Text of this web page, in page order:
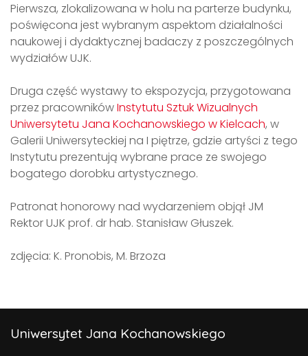
Pierwsza, zlokalizowana w holu na parterze budynku,
poświęcona jest wybranym aspektom działalności
naukowej i dydaktycznej badaczy z poszczególnych
wydziałów UJK.
Druga część wystawy to ekspozycja, przygotowana
przez pracownikówInstytutu Sztuk Wizualnych
Uniwersytetu Jana Kochanowskiego w Kielcach, w
Galerii Uniwersyteckiej na I piętrze, gdzie artyści z tego
Instytutu prezentują wybrane prace ze swojego
bogatego dorobku artystycznego.
Patronat honorowy nad wydarzeniem objął JM
Rektor UJK prof. dr hab. Stanisław Głuszek.
zdjęcia: K. Pronobis, M. Brzoza
Uniwersytet Jana Kochanowskiego